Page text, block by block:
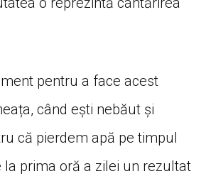
pentru a face acest
când ești nebăut și
că pierdem apă pe timpul
la prima oră a zilei un rezultat